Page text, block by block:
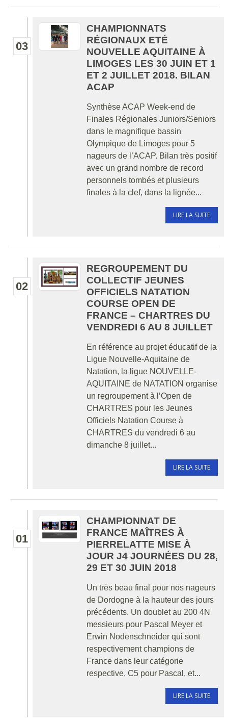
03
CHAMPIONNATS
RÉGIONAUX ETÉ
NOUVELLE AQUITAINE À
LIMOGES LES 30 JUIN ET 1
ET 2 JUILLET 2018. BILAN
ACAP
Synthèse ACAP Week-end de
Finales Régionales Juniors/Seniors
dans le magnifique bassin
Olympique de Limoges pour 5
nageurs de l’ACAP. Bilan très positif
avec un grand nombre de record
personnels tombés et plusieurs
finales à la clef, dans la lignée...
LIRE LA SUITE
02
REGROUPEMENT DU
COLLECTIF JEUNES
OFFICIELS NATATION
COURSE OPEN DE
FRANCE – CHARTRES DU
VENDREDI 6 AU 8 JUILLET
En référence au projet éducatif de la
Ligue Nouvelle-Aquitaine de
Natation, la ligue NOUVELLE-
AQUITAINE de NATATION organise
un regroupement à l’Open de
CHARTRES pour les Jeunes
Officiels Natation Course à
CHARTRES du vendredi 6 au
dimanche 8 juillet...
LIRE LA SUITE
01
CHAMPIONNAT DE
FRANCE MAÎTRES À
PIERRELATTE MISE À
JOUR J4 JOURNÉES DU 28,
29 ET 30 JUIN 2018
Un très beau final pour nos nageurs
de Dordogne à la hauteur des jours
précédents. Un doublet au 200 4N
messieurs pour Pascal Meyer et
Erwin Nodenschneider qui sont
respectivement champions de
France dans leur catégorie
respective, C5 pour Pascal, et...
LIRE LA SUITE